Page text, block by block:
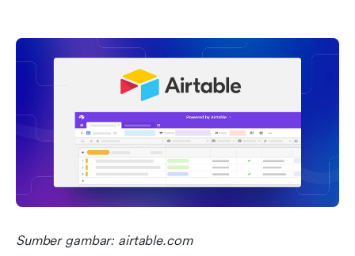
Sumber gambar: airtable.com